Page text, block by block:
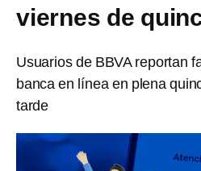
viernes de
Usuarios de BBVA reportan
banca en línea en plena
tarde